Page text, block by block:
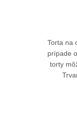
Torta na
prípade
torty